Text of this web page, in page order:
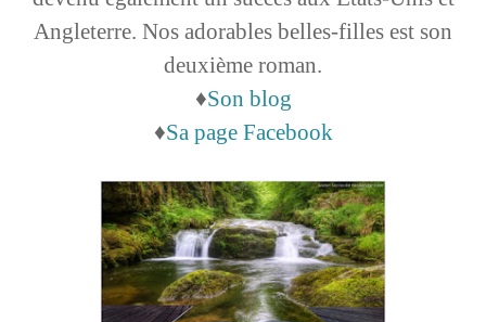
Angleterre. Nos adorables belles-filles est son
deuxième roman.
♦Son blog
♦Sa page Facebook